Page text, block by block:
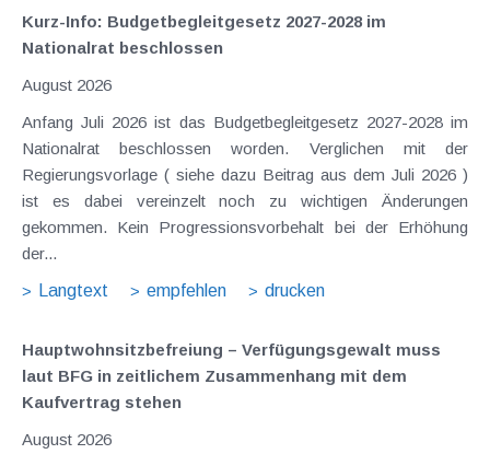
Kurz-Info: Budgetbegleitgesetz 2027-2028 im
Nationalrat beschlossen
August 2026
Anfang Juli 2026 ist das Budgetbegleitgesetz 2027-2028 im
Nationalrat beschlossen worden. Verglichen mit der
Regierungsvorlage ( siehe dazu Beitrag aus dem Juli 2026 )
ist es dabei vereinzelt noch zu wichtigen Änderungen
gekommen. Kein Progressionsvorbehalt bei der Erhöhung
der...
Langtext
empfehlen drucken
Hauptwohnsitz​­befreiung – Verfügungsgewalt muss
laut BFG in zeitlichem Zusammenhang mit dem
Kaufvertrag stehen
August 2026